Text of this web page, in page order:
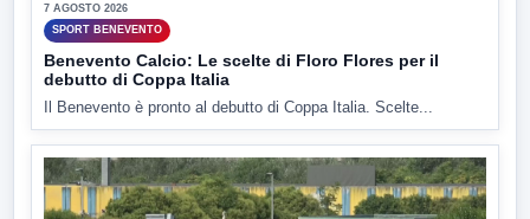
7 AGOSTO 2026
SPORT BENEVENTO
Benevento Calcio: Le scelte di Floro Flores per il
debutto di Coppa Italia
Il Benevento è pronto al debutto di Coppa Italia. Scelte...